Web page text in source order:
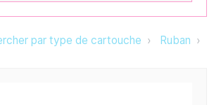
par type de cartouche Ruban